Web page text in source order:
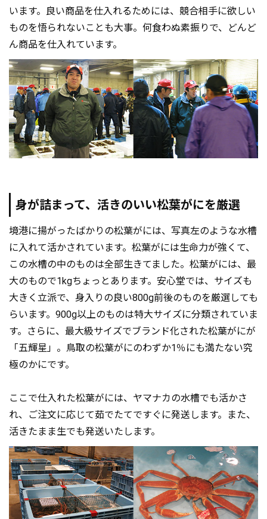
います。良い商品を仕入れるためには、競合相手に欲しい
ものを悟られないことも大事。何食わぬ素振りで、どんど
ん商品を仕入れています。
身が詰まって、活きのいい松葉がにを厳選
境港に揚がったばかりの松葉がには、写真左のような水槽
に入れて活かされています。松葉がには生命力が強くて、
この水槽の中のものは全部生きてました。松葉がには、最
大のもので1kgちょっとあります。安心堂では、サイズも
大きく立派で、身入りの良い800g前後のものを厳選しても
らいます。900g以上のものは特大サイズに分類されていま
す。さらに、最大級サイズでブランド化された松葉がにが
「五輝星」。鳥取の松葉がにのわずか1％にも満たない究
極のかにです。
ここで仕入れた松葉がには、ヤマナカの水槽でも活かさ
れ、ご注文に応じて茹でたてですぐに発送します。また、
活きたまま生でも発送いたします。